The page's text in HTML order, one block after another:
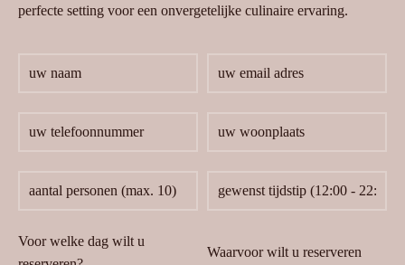
perfecte setting voor een onvergetelijke culinaire ervaring.
Voor welke dag wilt u
Waarvoor wilt u reserveren